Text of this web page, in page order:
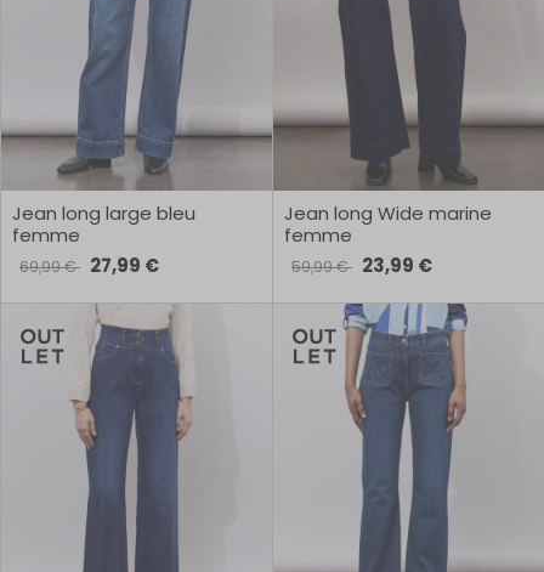
Jean long large bleu
femme
69,99 € 27,99 €
Jean long Wide marine
femme
59,99 € 23,99 €